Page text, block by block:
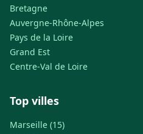
Bretagne
Auvergne-Rhône-Alpes
Pays de la Loire
Grand Est
Centre-Val de Loire
Top villes
Marseille (15)